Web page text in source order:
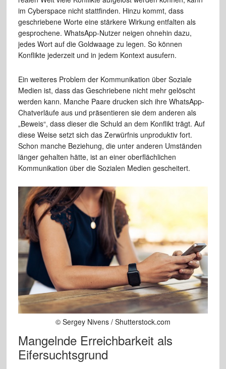
im Cyberspace nicht stattfinden. Hinzu kommt, dass
geschriebene Worte eine stärkere Wirkung entfalten als
gesprochene. WhatsApp-Nutzer neigen ohnehin dazu,
jedes Wort auf die Goldwaage zu legen. So können
Konflikte jederzeit und in jedem Kontext ausufern.
Ein weiteres Problem der Kommunikation über Soziale
Medien ist, dass das Geschriebene nicht mehr gelöscht
werden kann. Manche Paare drucken sich ihre WhatsApp-
Chatverläufe aus und präsentieren sie dem anderen als
„Beweis“, dass dieser die Schuld an dem Konflikt trägt. Auf
diese Weise setzt sich das Zerwürfnis unproduktiv fort.
Schon manche Beziehung, die unter anderen Umständen
länger gehalten hätte, ist an einer oberflächlichen
Kommunikation über die Sozialen Medien gescheitert.
© Sergey Nivens / Shutterstock.com
Mangelnde Erreichbarkeit als
Eifersuchtsgrund